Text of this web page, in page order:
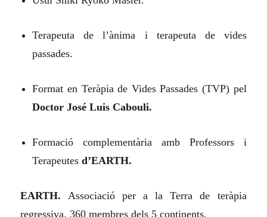
Terapeuta de l’ànima i terapeuta de vides
passades.
Format en Teràpia de Vides Passades (TVP) pel
Doctor José Luis Cabouli.
Formació complementària amb Professors i
Terapeutesd’EARTH.
EARTH. Associació per a la Terra de teràpia
regressiva. 360 membres dels 5 continents.